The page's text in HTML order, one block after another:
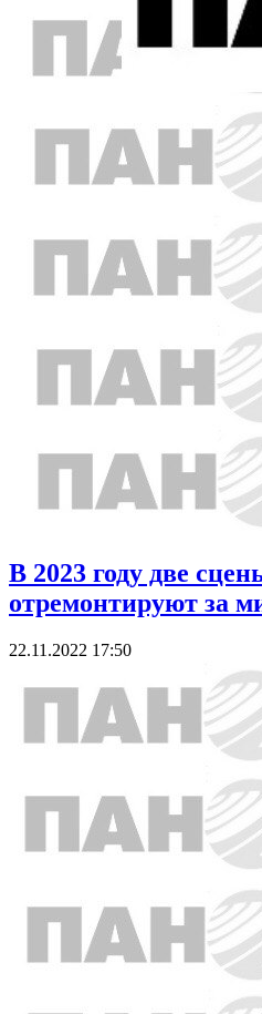
В 2023 году две
отремонтируют за
22.11.2022 17:50